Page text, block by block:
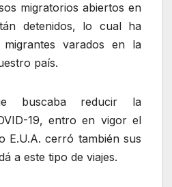
migratorios abiertos en
detenidos, lo cual ha
varados en la
país.
buscaba reducir la
19, entro en vigor el
E.U.A. cerró también sus
a este tipo de viajes.